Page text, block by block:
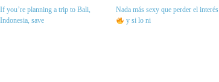
If you’re planning a trip to Bali,
Indonesia, save
Nada más sexy que perder el interés
y si lo ni